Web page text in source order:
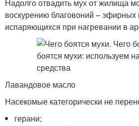
Надолго отвадить мух от жилища
воскурению благовоний – эфирных
испаряющихся при нагревании в
Лавандовое масло
Насекомые категорически не
герани;